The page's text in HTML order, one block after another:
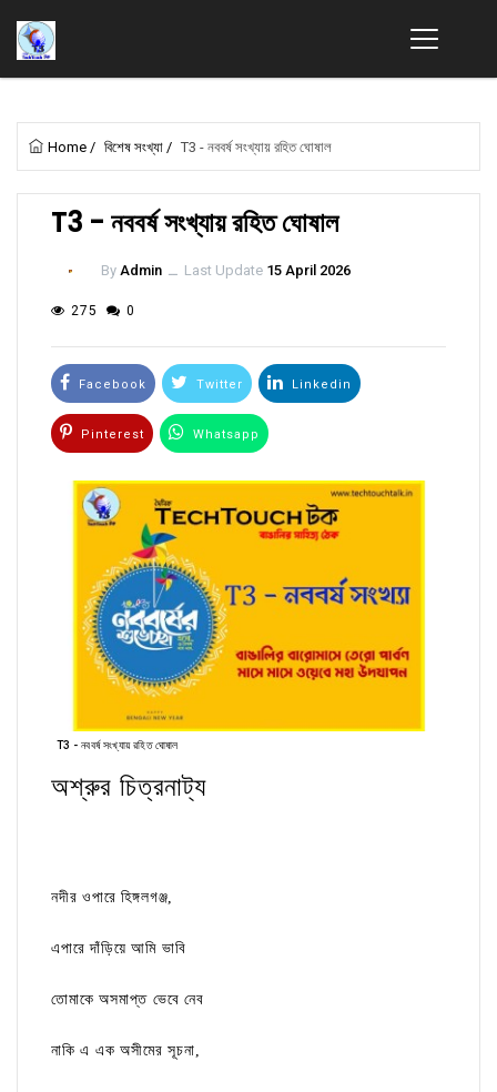
Home / বিশেষ সংখ্যা / T3 - নববর্ষ সংখ্যায় রহিত ঘোষাল
T3 - নববর্ষ সংখ্যায় রহিত ঘোষাল
By Admin ــ Last Update 15 April 2026
275 0
Facebook Twitter Linkedin
Pinterest Whatsapp
T3 - নববর্ষ সংখ্যায় রহিত ঘোষাল
অশ্রুর চিত্রনাট্য
নদীর ওপারে হিঙ্গলগঞ্জ,
এপারে দাঁড়িয়ে আমি ভাবি
তোমাকে অসমাপ্ত ভেবে নেব
নাকি এ এক অসীমের সূচনা,